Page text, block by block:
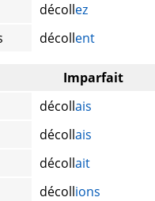
décollez
décollent
Imparfait
décollais
décollais
décollait
décollions